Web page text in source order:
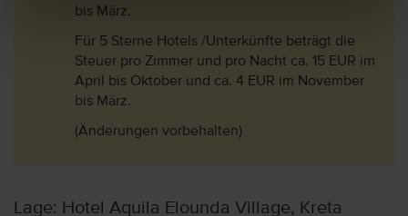
bis März.
Für 5 Sterne Hotels /Unterkünfte beträgt die
Steuer pro Zimmer und pro Nacht ca. 15 EUR im
April bis Oktober und ca. 4 EUR im November
bis März.
(Änderungen vorbehalten)
Lage: Hotel Aquila Elounda Village, Kreta